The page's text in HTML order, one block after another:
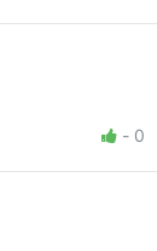
- 0